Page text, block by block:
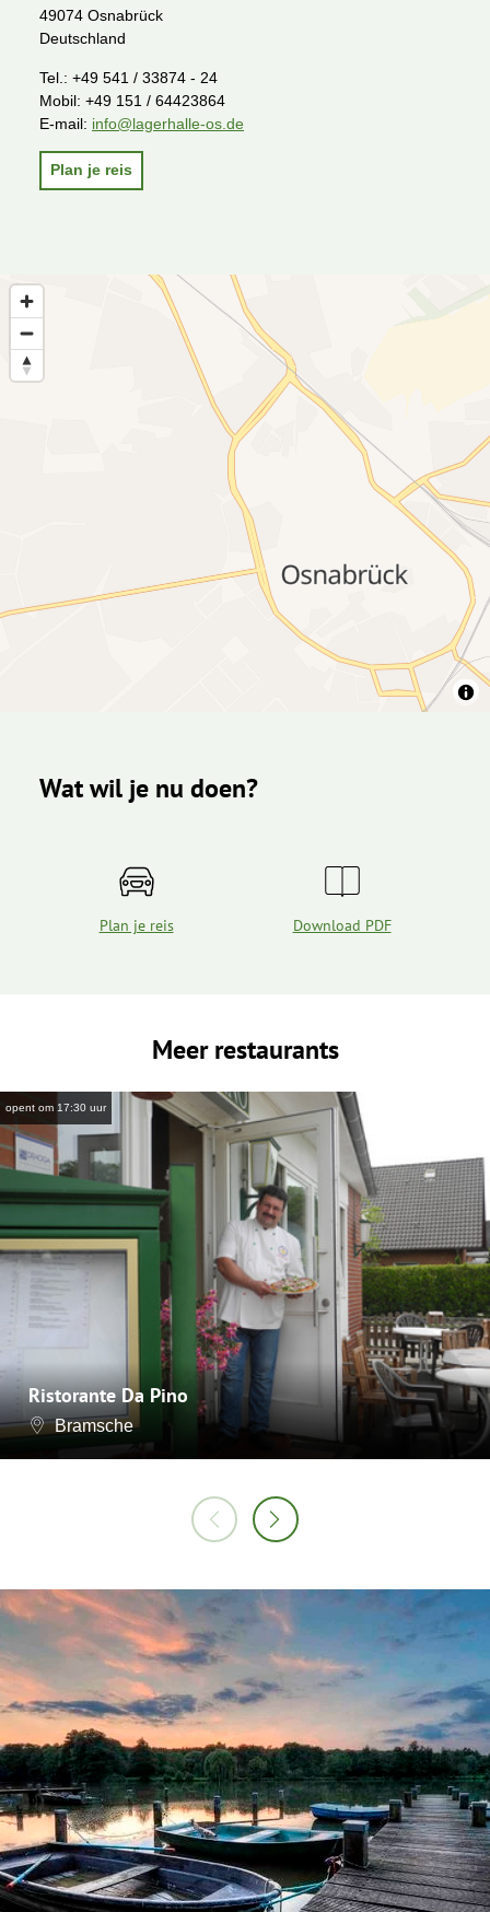
49074 Osnabrück
Deutschland
Tel.: +49 541 / 33874 - 24
Mobil: +49 151 / 64423864
E-mail: info@lagerhalle-os.de
Plan je reis
Wat wil je nu doen?
Plan je reis Download PDF
Meer restaurants
opent om 17:30 uur
Ristorante Da Pino
Bramsche